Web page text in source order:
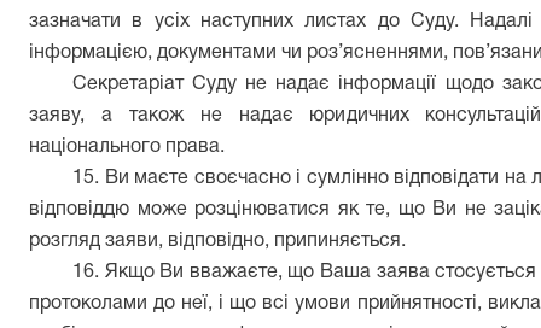
зазначати в усіх наступних листах до Суду.
інформацією, документами чи роз’ясненнями,
Секретаріат Суду не надає інформації щодо
заяву, а також не надає юридичних
національного права.
15. Ви маєте своєчасно і сумлінно відповідати
відповіддю може розцінюватися як те, що Ви не
розгляд заяви, відповідно, припиняється.
16. Якщо Ви вважаєте, що Ваша заява
протоколами до неї, і що всі умови прийнятності,